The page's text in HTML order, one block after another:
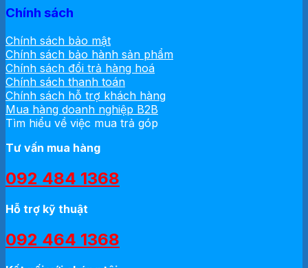
Chính sách
Chính sách bảo mật
Chính sách bảo hành sản phẩm
Chính sách đổi trả hàng hoá
Chính sách thanh toán
Chính sách hỗ trợ khách hàng
Mua hàng doanh nghiệp B2B
Tìm hiểu về việc mua trả góp
Tư vấn mua hàng
092 484 1368
Hỗ trợ kỹ thuật
092 464 1368